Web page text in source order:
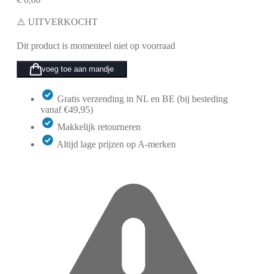
⚠️ UITVERKOCHT
Dit product is momenteel niet op voorraad
voeg toe aan mandje
Gratis verzending in NL en BE (bij besteding
vanaf €49,95)
Makkelijk retourneren
Altijd lage prijzen op A-merken